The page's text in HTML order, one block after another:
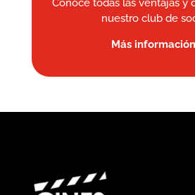
nuestro club de
Más